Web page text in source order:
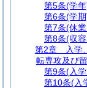
第5条(学
第6条(学
第7条(休
第8条(収
第2章
入学
転専攻及び
第9条(入
第10条(入